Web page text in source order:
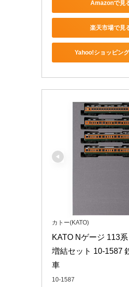
Amazonで見
楽天市場で見
Yahoo!ショッピン
カトー(KATO)
KATO Nゲージ 113
増結セット 10-1587
車
10-1587